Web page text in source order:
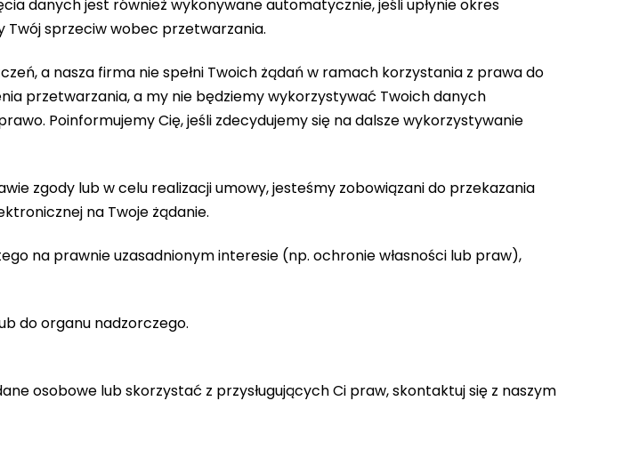
danych jest również wykonywane automatycznie, jeśli upłynie okres
Twój sprzeciw wobec przetwarzania.
a nasza firma nie spełni Twoich żądań w ramach korzystania z prawa do
przetwarzania, a my nie będziemy wykorzystywać Twoich danych
Poinformujemy Cię, jeśli zdecydujemy się na dalsze wykorzystywanie
zgody lub w celu realizacji umowy, jesteśmy zobowiązani do przekazania
na Twoje żądanie.
na prawnie uzasadnionym interesie (np. ochronie własności lub praw),
do organu nadzorczego.
osobowe lub skorzystać z przysługujących Ci praw, skontaktuj się z naszym